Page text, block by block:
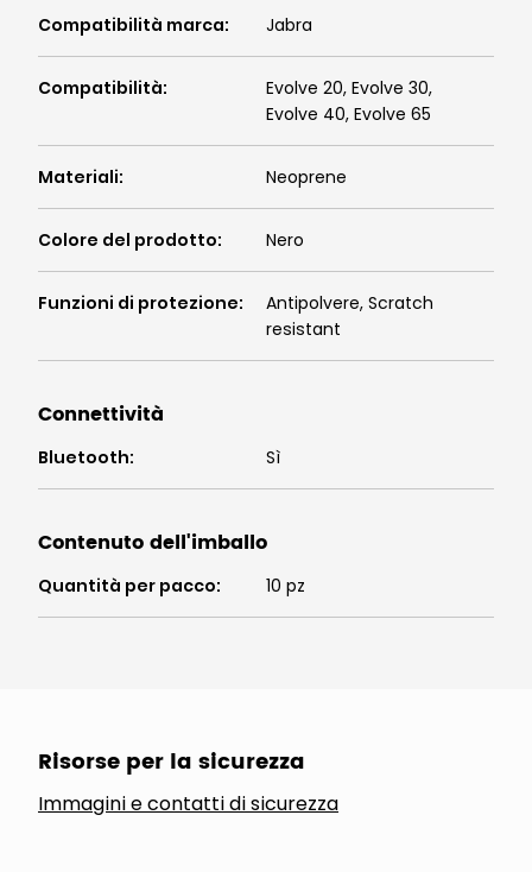
Compatibilità marca: Jabra
Compatibilità:
Evolve 20, Evolve 30,
Evolve 40, Evolve 65
Materiali: Neoprene
Colore del prodotto: Nero
Funzioni di protezione:
Antipolvere, Scratch
resistant
Connettività
Bluetooth: Sì
Contenuto dell'imballo
Quantità per pacco: 10 pz
Risorse per la sicurezza
Immagini e contatti di sicurezza